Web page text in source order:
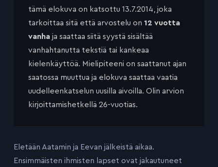
tämä elokuva on katsottu 13.7.2014, joka
tarkoittaa sitä että arvostelu on 12 vuotta
vanha ja saattaa siitä syystä sisältää
vanhahtanutta tekstiä tai kankeaa
kielenkäyttöä. Mielipiteeni on saattanut ajan
saatossa muuttua ja elokuva saattaa vaatia
uudelleenkatselun uusilla aivoilla. Olin arvion
kirjoittamishetkellä 26-vuotias.
Eletään Aatamin ja Eevan jälkeistä aikaa.
Ensimmäisten ihmisten lapset ovat jakautuneet